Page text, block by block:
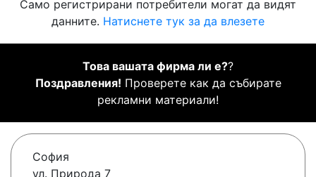
Само регистрирани потребители могат да видят
данните. Натиснете тук за да влезете
Това вашата фирма ли е??
Поздравления! Проверете как да събирате
рекламни материали!
София
ул. Природа 7